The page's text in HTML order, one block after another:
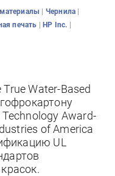
| Чернила |
печать |HP Inc. |
Water-Based
Award-
of America
UL